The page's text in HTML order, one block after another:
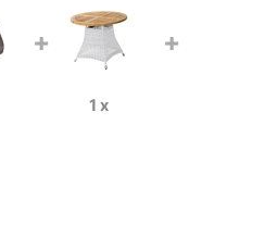
+ +
1 x